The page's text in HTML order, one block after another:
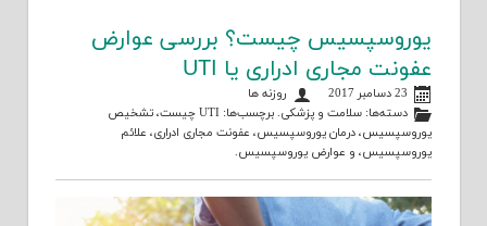
یوروسپسیس چیست؟ بررسی عوارض
عفونت مجاری ادراری یا UTI
23 دسامبر 2017
روزنه ها
دسته‌ها:سلامت و پزشکی. برچسب‌ها: UTI چیست ،تشخیص
یوروسپسیس، درمان یوروسپسیس، عفونت مجاری ادراری، علائم
یوروسپسیس، و عوارض یوروسپسیس.